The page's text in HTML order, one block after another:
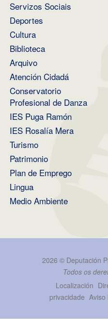
Servizos Sociais
Deportes
Cultura
Biblioteca
Arquivo
Atención Cidadá
Conservatorio
Profesional de Danza
IES Puga Ramón
IES Rosalía Mera
Turismo
Patrimonio
Plan de Emprego
Lingua
Medio Ambiente
2026 © Deputación
Todos os
Localización
privacidade Aviso